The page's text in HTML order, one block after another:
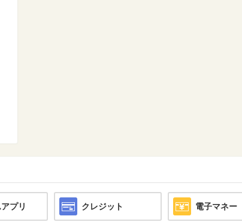
プリ クレジット 電子マネー